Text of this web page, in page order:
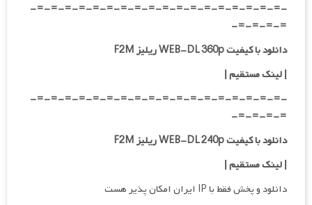
-=-=-=-=-=-=-=-=-=-=-=-=-=-=-=-=-=-=-
=-=-=-=-
دانلود با کیفیت WEB-DL 360p ریلیز F2M
| لینک مستقیم|
-=-=-=-=-=-=-=-=-=-=-=-=-=-=-=-=-=-=-
=-=-=-=-
دانلود با کیفیت WEB-DL 240p ریلیز F2M
| لینک مستقیم|
دانلود و پخش فقط با IP ایران امکان پذیر هست